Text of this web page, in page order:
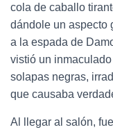
cola de caballo
dándole un aspecto
a la espada de
vistió un
solapas negras,
que causaba
Al llegar al salón,